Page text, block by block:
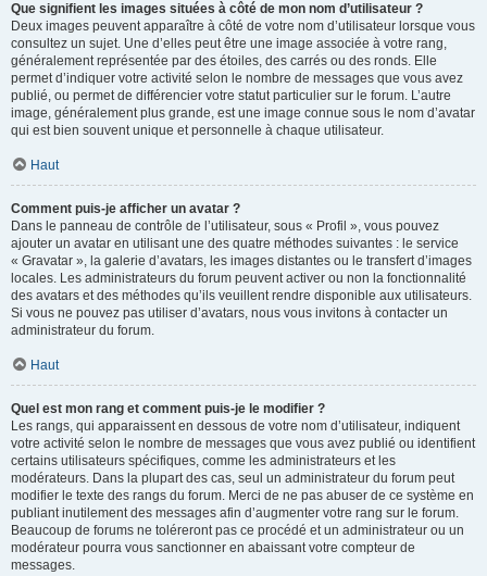
Que signifient les images situées à côté de mon nom d’utilisateur ?
Deux images peuvent apparaître à côté de votre nom d’utilisateur lorsque vous
consultez un sujet. Une d’elles peut être une image associée à votre rang,
généralement représentée par des étoiles, des carrés ou des ronds. Elle
permet d’indiquer votre activité selon le nombre de messages que vous avez
publié, ou permet de différencier votre statut particulier sur le forum. L’autre
image, généralement plus grande, est une image connue sous le nom d’avatar
qui est bien souvent unique et personnelle à chaque utilisateur.
Haut
Comment puis-je afficher un avatar ?
Dans le panneau de contrôle de l’utilisateur, sous « Profil », vous pouvez
ajouter un avatar en utilisant une des quatre méthodes suivantes : le service
« Gravatar », la galerie d’avatars, les images distantes ou le transfert d’images
locales. Les administrateurs du forum peuvent activer ou non la fonctionnalité
des avatars et des méthodes qu’ils veuillent rendre disponible aux utilisateurs.
Si vous ne pouvez pas utiliser d’avatars, nous vous invitons à contacter un
administrateur du forum.
Haut
Quel est mon rang et comment puis-je le modifier ?
Les rangs, qui apparaissent en dessous de votre nom d’utilisateur, indiquent
votre activité selon le nombre de messages que vous avez publié ou identifient
certains utilisateurs spécifiques, comme les administrateurs et les
modérateurs. Dans la plupart des cas, seul un administrateur du forum peut
modifier le texte des rangs du forum. Merci de ne pas abuser de ce système en
publiant inutilement des messages afin d’augmenter votre rang sur le forum.
Beaucoup de forums ne toléreront pas ce procédé et un administrateur ou un
modérateur pourra vous sanctionner en abaissant votre compteur de
messages.